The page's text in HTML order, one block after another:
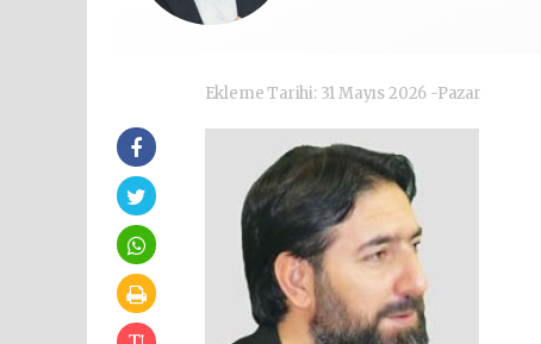
Ekleme Tarihi: 31 Mayıs 2026 -Pazar